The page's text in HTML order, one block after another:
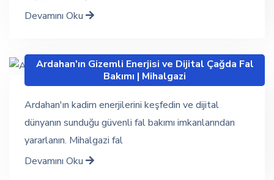
Devamını Oku
Ardahan'ın Gizemli Enerjisi ve Dijital Çağda Fal
Bakımı | Mihalgazi
Ardahan'ın kadim enerjilerini keşfedin ve dijital
dünyanın sunduğu güvenli fal bakımı imkanlarından
yararlanın. Mihalgazi fal
Devamını Oku